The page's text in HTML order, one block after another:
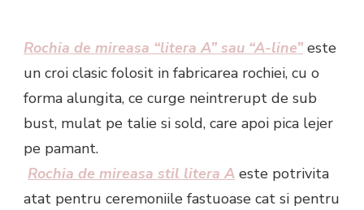
Rochia de mireasa “litera A” sau “A-line” este
un croi clasic folosit in fabricarea rochiei, cu o
forma alungita, ce curge neintrerupt de sub
bust, mulat pe talie si sold, care apoi pica lejer
pe pamant.
Rochia de mireasa stil litera A este potrivita
atat pentru ceremoniile fastuoase cat si pentru